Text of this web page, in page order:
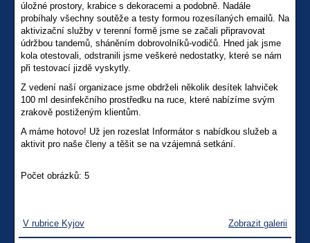
úložné prostory, krabice s dekoracemi a podobně. Nadále
probíhaly všechny soutěže a testy formou rozesílaných emailů. Na
aktivizační služby v terenní formě jsme se začali připravovat
údržbou tandemů, sháněním dobrovolníků-vodičů. Hned jak jsme
kola otestovali, odstranili jsme veškeré nedostatky, které se nám
při testovací jizdě vyskytly.
Z vedení naší organizace jsme obdrželi několik desítek lahviček
100 ml desinfekčního prostředku na ruce, které nabízíme svým
zrakově postiženým klientům.
A máme hotovo! Už jen rozeslat Informátor s nabídkou služeb a
aktivit pro naše členy a těšit se na vzájemná setkání.
Počet obrázků: 5
V rubrice Kyjov Zobrazit galerii